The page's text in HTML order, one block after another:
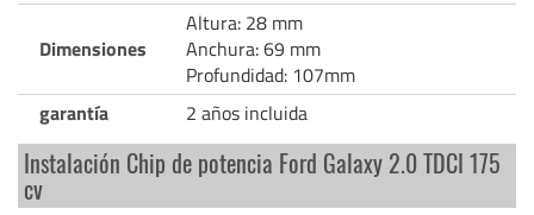
Dimensiones
Altura: 28 mm
Anchura: 69 mm
Profundidad: 107mm
garantía
2 años incluida
Instalación Chip de potencia Ford Galaxy 2.0 TDCI 175
cv